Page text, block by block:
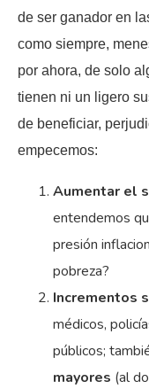
de ser ganador en
como siempre,
por ahora, de solo
tienen ni un ligero
de beneficiar,
empecemos:
Aumentar el
entendemos
presión
pobreza?
Incrementos
médicos,
públicos;
mayores (al